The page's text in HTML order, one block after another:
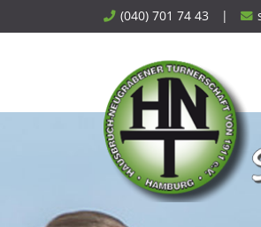
to
(040) 701 74 43 |